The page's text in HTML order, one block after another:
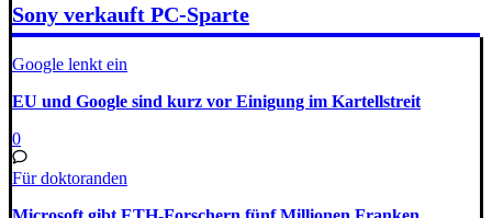
Sony verkauft PC-Sparte
Google lenkt ein
EU und Google sind kurz vor Einigung im Kartellstreit
0
Für doktoranden